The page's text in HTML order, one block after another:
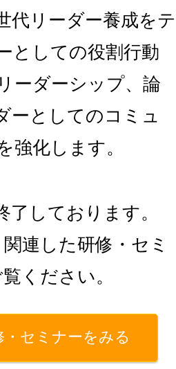
代リーダー養成をテ
としての役割行動
ーダーシップ、論
ーとしてのコミュ
強化します。
了しております。
連した研修・セミ
ください。
・セミナーをみる